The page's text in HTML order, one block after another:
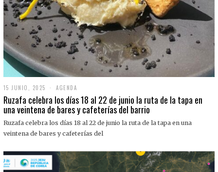
15 JUNIO, 2025
J
U
I
O
0
2
5
AGENDA
Ruzafa celebra los días 18 al 22 de junio la ruta de la tapa en
una veintena de bares y cafeterías del barrio
Ruzafa celebra los días 18 al 22 de junio la ruta de la tapa en una
veintena de bares y cafeterías del